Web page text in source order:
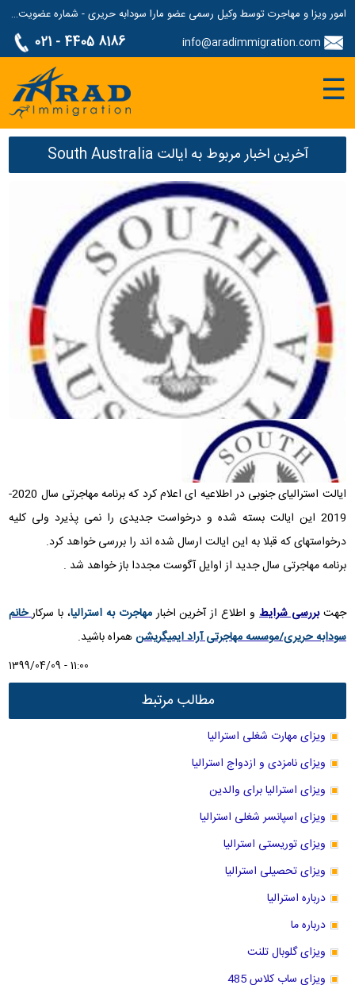
امور ویزا و مهاجرت توسط وکیل رسمی عضو مارا سودابه حریری - شماره عضویت مارا: 1687507
021 - 4405 8186 info@aradimmigration.com
☰
آخرین اخبار مربوط به ایالت South Australia
ایالت استرالیای جنوبی در اطلاعیه ای اعلام کرد که برنامه مهاجرتی سال 2020-
2019 این ایالت بسته شده و درخواست جدیدی را نمی پذیرد ولی کلیه
درخواستهای که قبلا به این ایالت ارسال شده اند را بررسی خواهد کرد.
برنامه مهاجرتی سال جدید از اوایل آگوست مجددا باز خواهد شد .
جهت بررسی شرایطو اطلاع از آخرین اخبارمهاجرت به استرالیا، با سرکار خانم
سودابه حریری/موسسه مهاجرتی آراد ایمیگریشنهمراه باشید.
1399/04/09 - 11:00
مطالب مرتبط
ویزای مهارت شغلی استرالیا
ویزای نامزدی و ازدواج استرالیا
ویزای استرالیا برای والدین
ویزای اسپانسر شغلی استرالیا
ویزای توریستی استرالیا
ویزای تحصیلی استرالیا
درباره استرالیا
درباره ما
ویزای گلوبال تلنت
ویزای ساب کلاس 485